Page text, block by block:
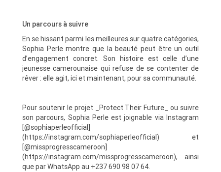
Un parcours à suivre
En se hissant parmi les meilleures sur quatre catégories,
Sophia Perle montre que la beauté peut être un outil
d’engagement concret. Son histoire est celle d’une
jeunesse camerounaise qui refuse de se contenter de
rêver : elle agit, ici et maintenant, pour sa communauté.
Pour soutenir le projet _Protect Their Future_ ou suivre
son parcours, Sophia Perle est joignable via Instagram
[@sophiaperleofficial]
(https://instagram.com/sophiaperleofficial) et
[@missprogresscameroon]
(https://instagram.com/missprogresscameroon), ainsi
que par WhatsApp au +237 690 98 07 64.